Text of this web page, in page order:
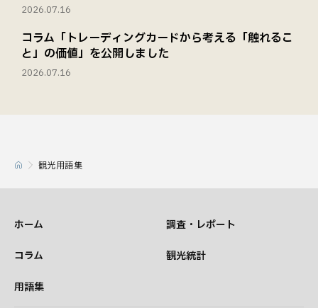
2026.07.16
コラム「トレーディングカードから考える「触れるこ
と」の価値」を公開しました
2026.07.16
観光用語集
ホーム 調査・レポート
コラム 観光統計
用語集